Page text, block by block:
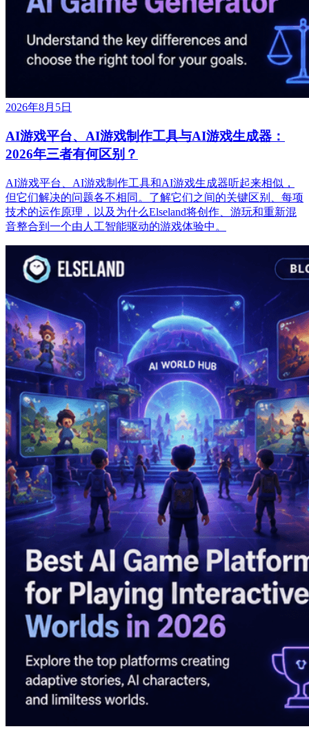
2026年8月5日
AI游戏平台、AI游戏制作工具与AI游戏生成器：
2026年三者有何区别？
AI游戏平台、AI游戏制作工具和AI游戏生成器听起来相似，
但它们解决的问题各不相同。了解它们之间的关键区别、每项
技术的运作原理，以及为什么Elseland将创作、游玩和重新混
音整合到一个由人工智能驱动的游戏体验中。